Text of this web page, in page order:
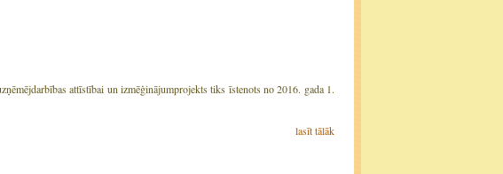
attīstībai un izmēģinājumprojekts tiks īstenots no 2016. gada 1.
lasīt tālāk